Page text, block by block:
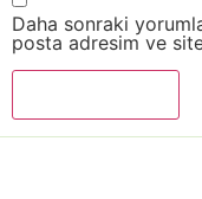
Daha sonraki
posta adresim ve